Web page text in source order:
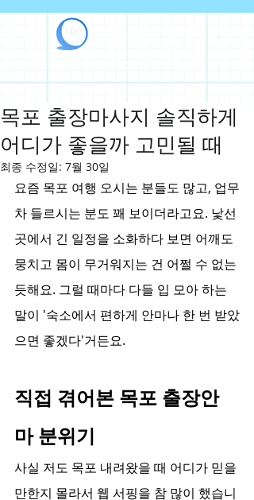
목포 출장마사지 솔직하게
어디가 좋을까 고민될 때
최종 수정일: 7월 30일
요즘 목포 여행 오시는 분들도 많고, 업무
차 들르시는 분도 꽤 보이더라고요. 낯선
곳에서 긴 일정을 소화하다 보면 어깨도
뭉치고 몸이 무거워지는 건 어쩔 수 없는
듯해요. 그럴 때마다 다들 입 모아 하는
말이 '숙소에서 편하게 안마나 한 번 받았
으면 좋겠다'거든요.
직접 겪어본 목포 출장안
마 분위기
사실 저도 목포 내려왔을 때 어디가 믿을
만한지 몰라서 웹 서핑을 참 많이 했습니